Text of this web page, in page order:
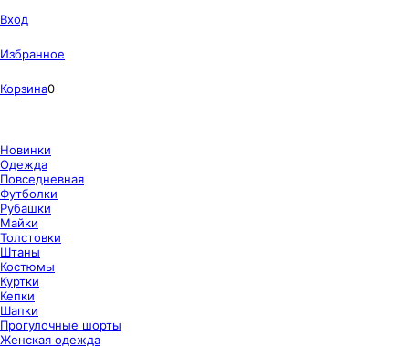
Вход
Избранное
Корзина0
Новинки
Одежда
Повседневная
Футболки
Рубашки
Майки
Толстовки
Штаны
Костюмы
Куртки
Кепки
Шапки
Прогулочные шорты
Женская одежда